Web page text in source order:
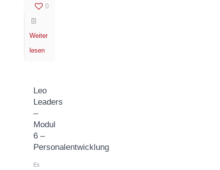
0
Weiter
lesen
Leo
Leaders
–
Modul
6 –
Personalentwicklung
Es